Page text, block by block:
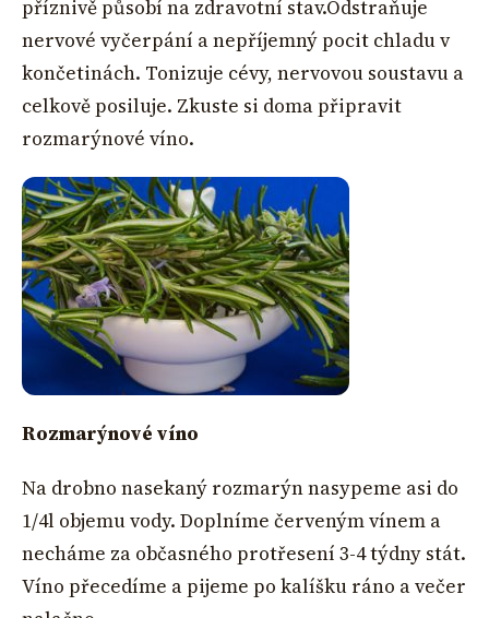
příznivě působí na zdravotní stav.Odstraňuje
nervové vyčerpání a nepříjemný pocit chladu v
končetinách. Tonizuje cévy, nervovou soustavu a
celkově posiluje. Zkuste si doma připravit
rozmarýnové víno.
Rozmarýnové víno
Na drobno nasekaný rozmarýn nasypeme asi do
1/4l objemu vody. Doplníme červeným vínem a
necháme za občasného protřesení 3-4 týdny stát.
Víno přecedíme a pijeme po kalíšku ráno a večer